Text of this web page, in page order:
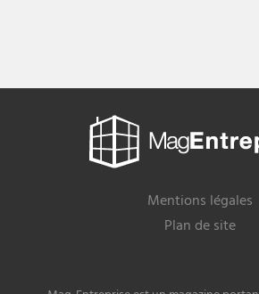
Mentions légales
Plan de site